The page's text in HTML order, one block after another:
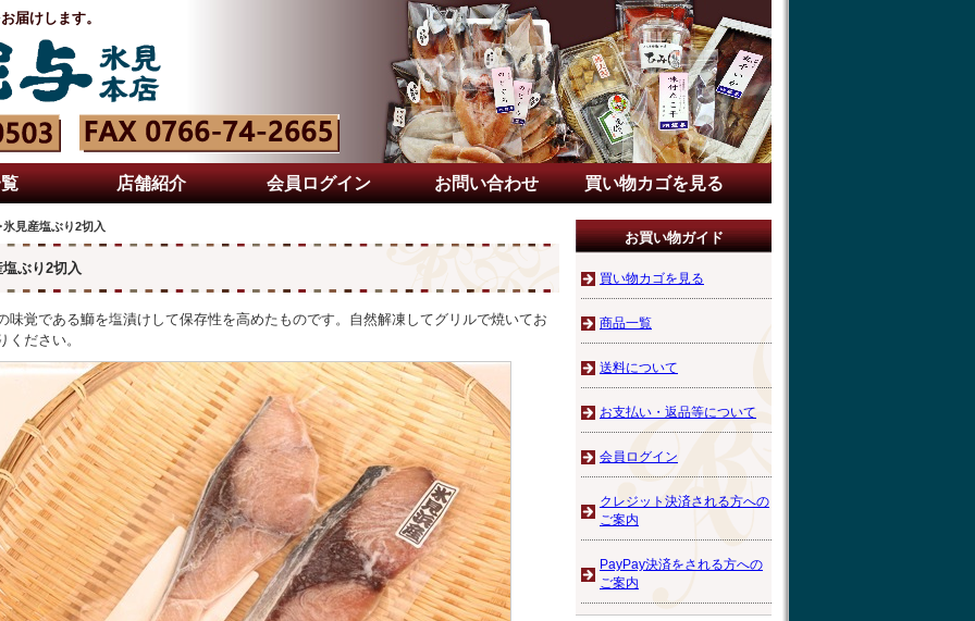
届けします。
店舗紹介 会員ログイン お問い合わせ 買い物カゴを見る
氷見産塩ぶり2切入
ぶり2切入
味覚である鰤を塩漬けして保存性を高めたものです。自然解凍してグリルで焼いてお
ください。
お買い物ガイド
買い物カゴを見る
商品一覧
送料について
お支払い・返品等について
会員ログイン
クレジット決済される方への
ご案内
PayPay決済をされる方への
ご案内